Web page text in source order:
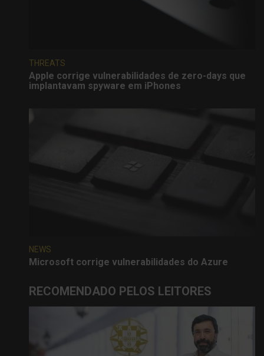
THREATS
Apple corrige vulnerabilidades de zero-days que
implantavam spyware em iPhones
NEWS
Microsoft corrige vulnerabilidades do Azure
RECOMENDADO PELOS LEITORES